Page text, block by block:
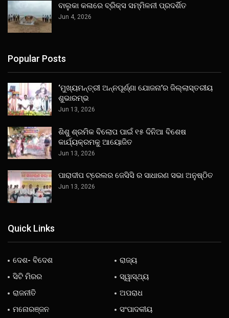
ବାଲୁକା କଳାରେ ବ୍ରିକ୍ସ ସମ୍ମିଳନୀ ପ୍ରଦର୍ଶିତ
Jun 4, 2026
Popular Posts
‘ମୁଖ୍ୟମନ୍ତ୍ରୀ ଅନ୍ନପୂର୍ଣ୍ଣା ଯୋଜନା’ର ଜିଲ୍ଲାସ୍ତରୀୟ
ଶୁଭାରମ୍ଭ
Jun 13, 2026
ଶିଶୁ ଶ୍ରମିକ ବିଲୋପ ପାଇଁ ୧୫ ଦିନିଆ ବିଶେଷ
କାର୍ଯ୍ୟକ୍ରମକୁ ଆୟୋଜିତ
Jun 13, 2026
ପାରାଦୀପ ଟ୍ରେଲର ଜେସିସି ର ସାଧାରଣ ସଭା ଅନୁଷ୍ଠିତ
Jun 13, 2026
Quick Links
ଦେଶ- ବିଦେଶ
ରାଜ୍ୟ
ସିଟି ମିରର
ସ୍ୱାସ୍ଥ୍ୟ
ରାଜନୀତି
ଅପରାଧ
ମନୋରଞ୍ଜନ
ସଂପାଦକୀୟ